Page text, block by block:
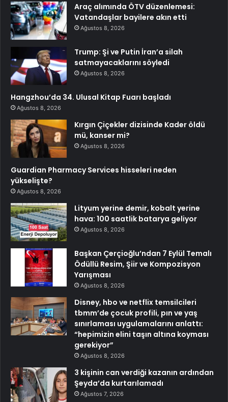
Araç alımında ÖTV düzenlemesi:
Vatandaşlar bayilere akın etti
Ağustos 8, 2026
Trump: Şi ve Putin İran’a silah
satmayacaklarını söyledi
Ağustos 8, 2026
Hangzhou’da 34. Ulusal Kitap Fuarı başladı
Ağustos 8, 2026
Kırgın Çiçekler dizisinde Kader öldü
mü, kanser mi?
Ağustos 8, 2026
Guardian Pharmacy Services hisseleri neden
yükselişte?
Ağustos 8, 2026
Lityum yerine demir, kobalt yerine
hava: 100 saatlik batarya geliyor
Ağustos 8, 2026
Başkan Çerçioğlu’ndan 7 Eylül Temalı
Ödüllü Resim, Şiir ve Kompozisyon
Yarışması
Ağustos 8, 2026
Disney, hbo ve netflix temsilcileri
tbmm’de çocuk profili, pın ve yaş
sınırlaması uygulamalarını anlattı:
“hepimizin elini taşın altına koyması
gerekiyor”
Ağustos 8, 2026
3 kişinin can verdiği kazanın ardından
Şeyda’da kurtarılamadı
Ağustos 7, 2026